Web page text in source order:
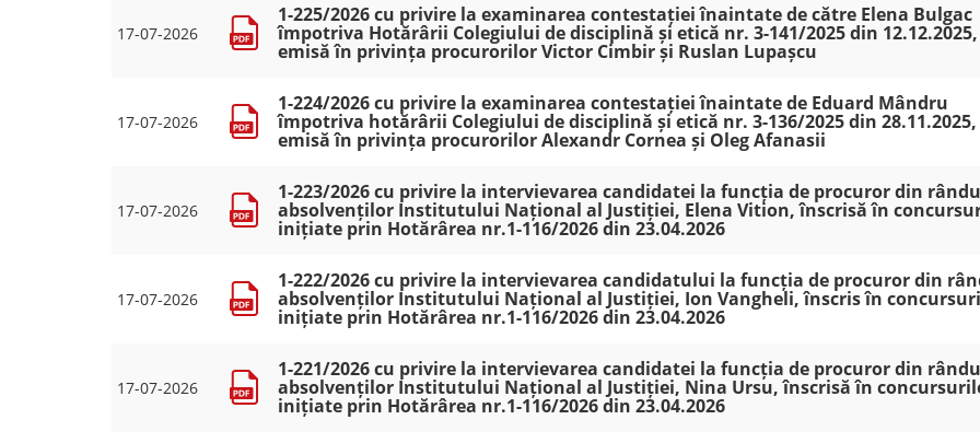
17-07-2026
1-225/2026 cu privire la examinarea contestației înaintate de către Elena Bulgac
împotriva Hotărârii Colegiului de disciplină și etică nr. 3-141/2025 din 12.12.2025,
emisă în privința procurorilor Victor Cimbir și Ruslan Lupașcu
17-07-2026
1-224/2026 cu privire la examinarea contestației înaintate de Eduard Mândru
împotriva hotărârii Colegiului de disciplină și etică nr. 3-136/2025 din 28.11.2025,
emisă în privința procurorilor Alexandr Cornea și Oleg Afanasii
17-07-2026
1-223/2026 cu privire la intervievarea candidatei la funcția de procuror din
absolvenților Institutului Național al Justiției, Elena Vition, înscrisă în
inițiate prin Hotărârea nr.1-116/2026 din 23.04.2026
17-07-2026
1-222/2026 cu privire la intervievarea candidatului la funcția de procuror din
absolvenților Institutului Național al Justiției, Ion Vangheli, înscris în
inițiate prin Hotărârea nr.1-116/2026 din 23.04.2026
17-07-2026
1-221/2026 cu privire la intervievarea candidatei la funcția de procuror din
absolvenților Institutului Național al Justiției, Nina Ursu, înscrisă în
inițiate prin Hotărârea nr.1-116/2026 din 23.04.2026